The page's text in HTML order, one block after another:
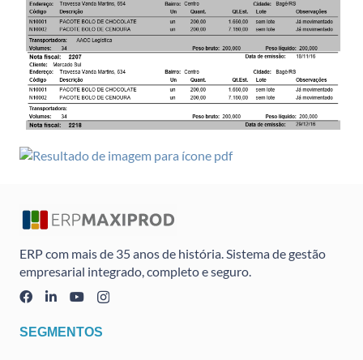
ERP com mais de 35 anos de história. Sistema de gestão
empresarial integrado, completo e seguro.
SEGMENTOS